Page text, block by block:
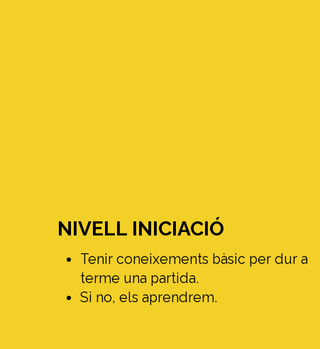
NIVELL INICIACIÓ
Tenir coneixements bàsic per dur a
terme una partida.
Si no, els aprendrem.